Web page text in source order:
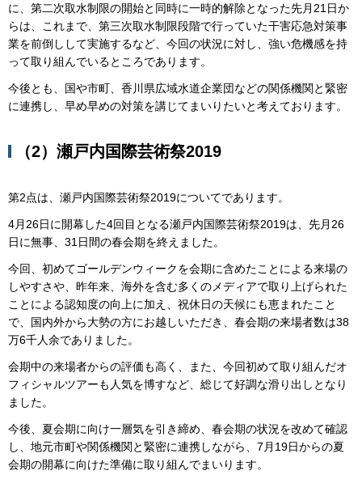
に、第二次取水制限の開始と同時に一時的解除となった先月21日か
らは、これまで、第三次取水制限段階で行っていた干害応急対策事
業を前倒しして実施するなど、今回の状況に対し、強い危機感を持
って取り組んでいるところであります。
今後とも、国や市町、香川県広域水道企業団などの関係機関と緊密
に連携し、早め早めの対策を講じてまいりたいと考えております。
（2）瀬戸内国際芸術祭2019
第2点は、瀬戸内国際芸術祭2019についてであります。
4月26日に開幕した4回目となる瀬戸内国際芸術祭2019は、先月26
日に無事、31日間の春会期を終えました。
今回、初めてゴールデンウィークを会期に含めたことによる来場の
しやすさや、昨年来、海外を含む多くのメディアで取り上げられた
ことによる認知度の向上に加え、祝休日の天候にも恵まれたこと
で、国内外から大勢の方にお越しいただき、春会期の来場者数は38
万6千人余でありました。
会期中の来場者からの評価も高く、また、今回初めて取り組んだオ
フィシャルツアーも人気を博すなど、総じて好調な滑り出しとなり
ました。
今後、夏会期に向け一層気を引き締め、春会期の状況を改めて確認
し、地元市町や関係機関と緊密に連携しながら、7月19日からの夏
会期の開幕に向けた準備に取り組んでまいります。